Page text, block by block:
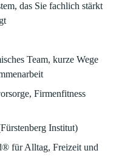
, das Sie fachlich stärkt
Team, kurze Wege
, Firmenfitness
Institut)
® für Alltag, Freizeit und